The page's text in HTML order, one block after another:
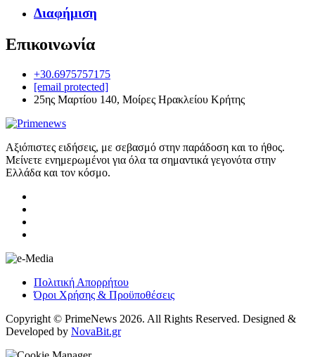
Διαφήμιση
Επικοινωνία
+30.6975757175
[email protected]
25ης Μαρτίου 140, Μοίρες Ηρακλείου Κρήτης
Αξιόπιστες ειδήσεις, με σεβασμό στην παράδοση και το ήθος.
Μείνετε ενημερωμένοι για όλα τα σημαντικά γεγονότα στην
Ελλάδα και τον κόσμο.
Πολιτική Απορρήτου
Όροι Χρήσης & Προϋποθέσεις
Copyright © PrimeNews 2026. All Rights Reserved. Designed &
Developed by NovaBit.gr